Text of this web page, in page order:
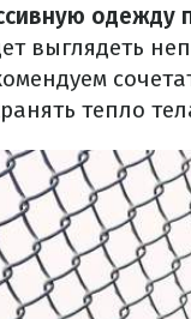
одежду
выглядеть
тепло